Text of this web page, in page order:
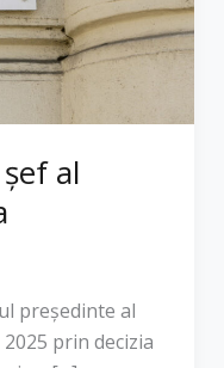
al
președinte al
prin decizia